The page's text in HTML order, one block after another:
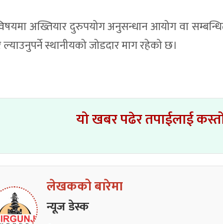
अख्तियार दुरुपयोग अनुसन्धान आयोग वा
ल्याउनुपर्ने स्थानीयको जोडदार माग रहेको छ।
यो खबर पढेर तपाईलाई
लेखकको बारेमा
न्यूज डेस्क